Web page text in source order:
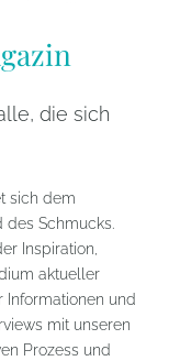
die sich
sich dem
Schmucks.
Inspiration,
aktueller
Informationen und
mit unseren
Prozess und